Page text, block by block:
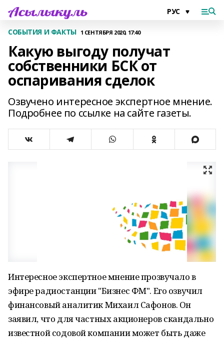
СОБЫТИЯ И ФАКТЫ 1 СЕНТЯБРЯ 2020, 17:40
Какую выгоду получат
собственники БСК от
оспаривания сделок
Озвучено интересное экспертное мнение.
Подробнее по ссылке на сайте газеты.
Интересное экспертное мнение прозвучало в
эфире радиостанции "Бизнес ФМ". Его озвучил
финансовый аналитик Михаил Сафонов. Он
заявил, что для частных акционеров скандально
известной содовой компании может быть даже